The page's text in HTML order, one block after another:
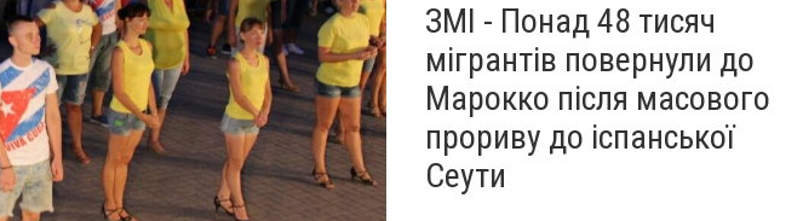
ЗМІ - Понад 48 тисяч
мігрантів повернули до
Марокко після масового
прориву до іспанської
Сеути